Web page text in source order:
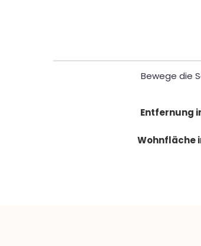
Bewege die
Entfernung
Wohnfläche